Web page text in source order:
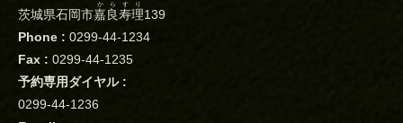
茨城県石岡市嘉良寿理
からすり
139
Phone : 0299-44-1234
Fax : 0299-44-1235
予約専用ダイヤル :
0299-44-1236